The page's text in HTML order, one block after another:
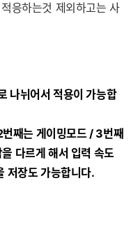
응하는것 제외하고는 사
나뉘어서 적용이 가능합
째는 게이밍모드 / 3번째
다르게 해서 입력 속도
저장도 가능합니다.